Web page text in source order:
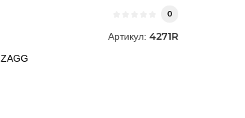
0
Артикул: 4271R
ZAGG